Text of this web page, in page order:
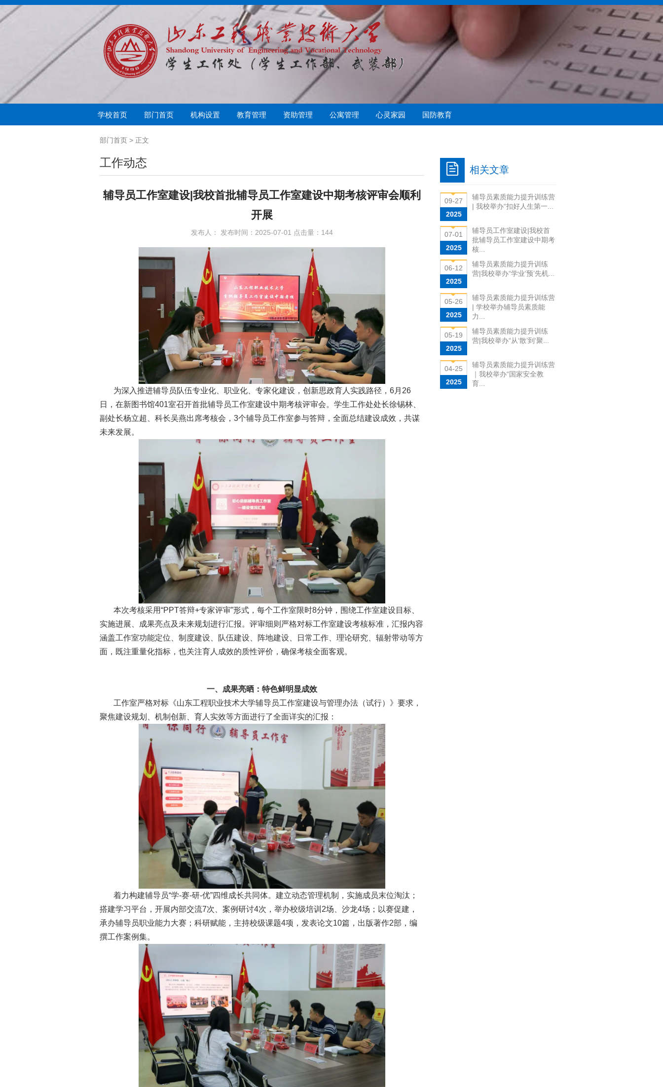
学校首页 部门首页 机构设置
学生处简介
教育管理
思想教育
资助管理
奖助学金
公寓管理 心灵家园
中心简介
国防教育
军事训练
部门首页> 正文
工作动态
辅导员工作室建设|我校首批辅导员工作室建设中期考核评审会顺利
开展
发布人： 发布时间：2025-07-01 点击量： 144
为深入推进辅导员队伍专业化、职业化、专家化建设，创新思政育人实践路径，6月26
日，在新图书馆401室召开首批辅导员工作室建设中期考核评审会。学生工作处处长徐锡林、
副处长杨立超、科长吴燕出席考核会，3个辅导员工作室参与答辩，全面总结建设成效，共谋
未来发展。
本次考核采用“PPT答辩+专家评审”形式，每个工作室限时8分钟，围绕工作室建设目标、
实施进展、成果亮点及未来规划进行汇报。评审细则严格对标工作室建设考核标准，汇报内容
涵盖工作室功能定位、制度建设、队伍建设、阵地建设、日常工作、理论研究、辐射带动等方
面，既注重量化指标，也关注育人成效的质性评价，确保考核全面客观。
一、成果亮晒：特色鲜明显成效
工作室严格对标《山东工程职业技术大学辅导员工作室建设与管理办法（试行）》要求，
聚焦建设规划、机制创新、育人实效等方面进行了全面详实的汇报：
着力构建辅导员“学-赛-研-优”四维成长共同体。建立动态管理机制，实施成员末位淘汰；
搭建学习平台，开展内部交流7次、案例研讨4次，举办校级培训2场、沙龙4场；以赛促建，
承办辅导员职业能力大赛；科研赋能，主持校级课题4项，发表论文10篇，出版著作2部，编
撰工作案例集。
相关文章
09-27
2025
辅导员素质能力提升训练营
| 我校举办“扣好人生第一...
07-01
2025
辅导员工作室建设|我校首
批辅导员工作室建设中期考
核...
06-12
2025
辅导员素质能力提升训练
营|我校举办“学业‘预’先机...
05-26
2025
辅导员素质能力提升训练营
| 学校举办辅导员素质能
力...
05-19
2025
辅导员素质能力提升训练
营|我校举办“从‘散’到‘聚...
04-25
2025
辅导员素质能力提升训练营
｜我校举办“国家安全教
育...